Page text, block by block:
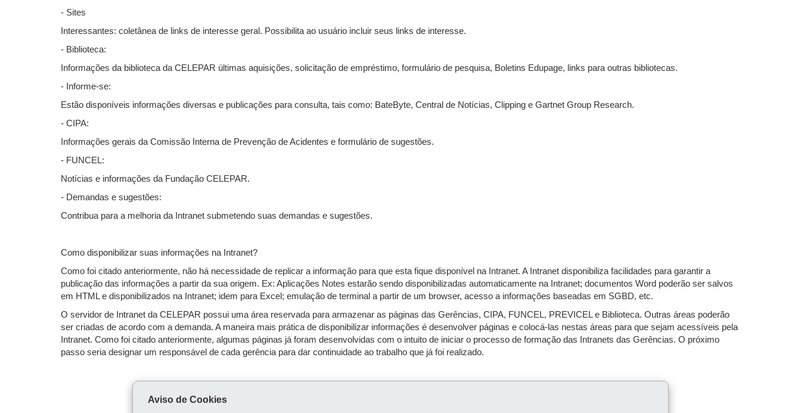
- Sites
Interessantes: coletânea de links de interesse geral. Possibilita ao usuário incluir seus links de interesse.
- Biblioteca:
Informações da biblioteca da CELEPAR últimas aquisições, solicitação de empréstimo, formulário de pesquisa, Boletins Edupage, links para outras bibliotecas.
- Informe-se:
Estão disponíveis informações diversas e publicações para consulta, tais como: BateByte, Central de Notícias, Clipping e Gartnet Group Research.
- CIPA:
Informações gerais da Comissão Interna de Prevenção de Acidentes e formulário de sugestões.
- FUNCEL:
Notícias e informações da Fundação CELEPAR.
- Demandas e sugestões:
Contribua para a melhoria da Intranet submetendo suas demandas e sugestões.
Como disponibilizar suas informações na Intranet?
Como foi citado anteriormente, não há necessidade de replicar a informação para que esta fique disponível na Intranet. A Intranet disponibiliza facilidades para garantir a
publicação das informações a partir da sua origem. Ex: Aplicações Notes estarão sendo disponibilizadas automaticamente na Intranet; documentos Word poderão ser salvos
em HTML e disponibilizados na Intranet; idem para Excel; emulação de terminal a partir de um browser, acesso a informações baseadas em SGBD, etc.
O servidor de Intranet da CELEPAR possui uma área reservada para armazenar as páginas das Gerências, CIPA, FUNCEL, PREVICEL e Biblioteca. Outras áreas poderão
ser criadas de acordo com a demanda. A maneira mais prática de disponibilizar informações é desenvolver páginas e colocá-las nestas áreas para que sejam acessíveis pela
Intranet. Como foi citado anteriormente, algumas páginas já foram desenvolvidas com o intuito de iniciar o processo de formação das Intranets das Gerências. O próximo
passo seria designar um responsável de cada gerência para dar continuidade ao trabalho que já foi realizado.
Aviso de Cookies